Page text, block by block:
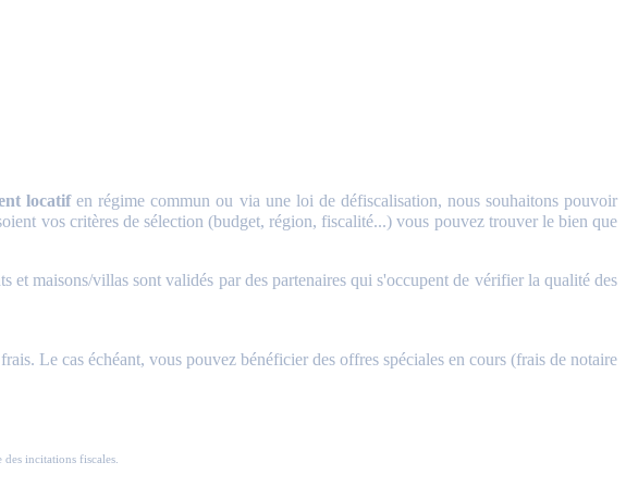
locatifen régime commun ou via une loi de défiscalisation, nous souhaitons pouvoir
vos critères de sélection (budget, région, fiscalité...) vous pouvez trouver le bien que
maisons/villas sont validés par des partenaires qui s'occupent de vérifier la qualité des
Le cas échéant, vous pouvez bénéficier des offres spéciales en cours (frais de notaire
incitations fiscales.